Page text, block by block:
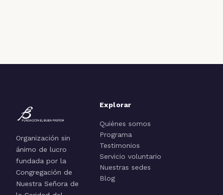
Organización sin
ánimo de lucro
fundada por la
Congregación de
Nuestra Señora de
Explorar
Quiénes somos
Programa
Testimonios
Servicio voluntario
Nuestras sedes
Blog